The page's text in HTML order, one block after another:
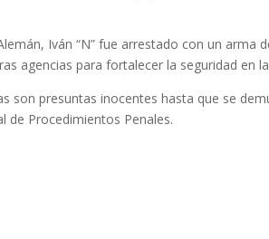
Iván “N” fue arrestado con un arma
agencias para fortalecer la seguridad en
son presuntas inocentes hasta que se
de Procedimientos Penales.